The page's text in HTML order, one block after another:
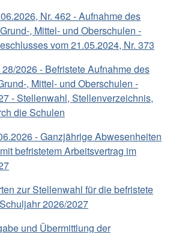
Nr. 462 - Aufnahme des
, Mittel- und Oberschulen -
vom 21.05.2024, Nr. 373
2026 - Befristete Aufnahme des
, Mittel- und Oberschulen -
- Stellenwahl, Stellenverzeichnis,
die Schulen
- Ganzjährige Abwesenheiten
befristetem Arbeitsvertrag im
zur Stellenwahl für die befristete
2026/2027
und Übermittlung der